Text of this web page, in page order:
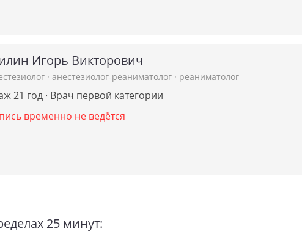
Игорь Викторович
· анестезиолог-реаниматолог · реаниматолог
21 год · Врач первой категории
временно не ведётся
25 минут: